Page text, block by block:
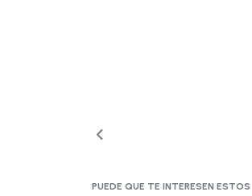
PUEDE QUE TE INTERESEN ESTOS